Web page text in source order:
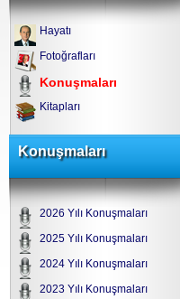
Hayatı
Fotoğrafları
Konuşmaları
Kitapları
Konuşmaları
2026 Yılı Konuşmaları
2025 Yılı Konuşmaları
2024 Yılı Konuşmaları
2023 Yılı Konuşmaları